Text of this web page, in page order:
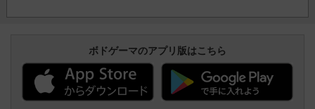
ボドゲーマのアプリ版はこちら